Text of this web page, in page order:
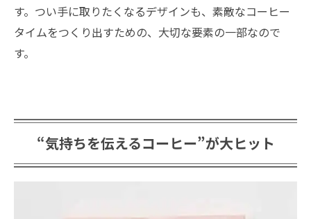
す。つい手に取りたくなるデザインも、素敵なコーヒー
タイムをつくり出すための、大切な要素の一部なので
す。
“気持ちを伝えるコーヒー”が大ヒット